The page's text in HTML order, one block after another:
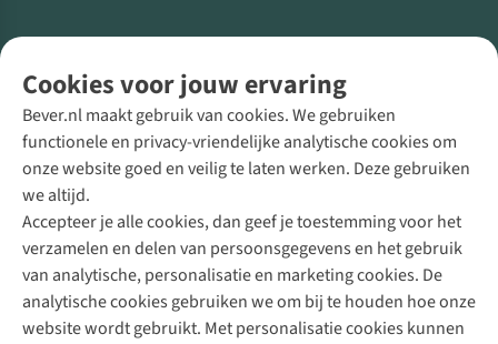
Cookies voor jouw ervaring
Bever.nl maakt gebruik van cookies. We gebruiken
functionele en privacy-vriendelijke analytische cookies om
onze website goed en veilig te laten werken. Deze gebruiken
we altijd.
Accepteer je alle cookies, dan geef je toestemming voor het
verzamelen en delen van persoonsgegevens en het gebruik
van analytische, personalisatie en marketing cookies. De
analytische cookies gebruiken we om bij te houden hoe onze
website wordt gebruikt. Met personalisatie cookies kunnen
Direct advies van een Buitenexpert
+31 (0)85 888 50 88
+31 6 12 28 49 80
Contactformulier